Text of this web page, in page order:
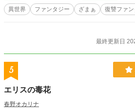
異世界 ファンタジー ざまぁ 復讐ファ
最終更新日
5
エリスの毒花
春野オカリナ